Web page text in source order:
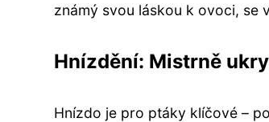
známý svou láskou k ovoci, se
Hnízdění: Mistrně
Hnízdo je pro ptáky klíčové –